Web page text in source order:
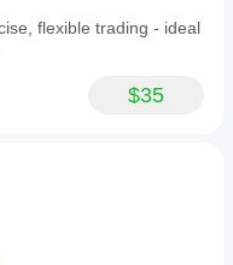
flexible trading - ideal
$35